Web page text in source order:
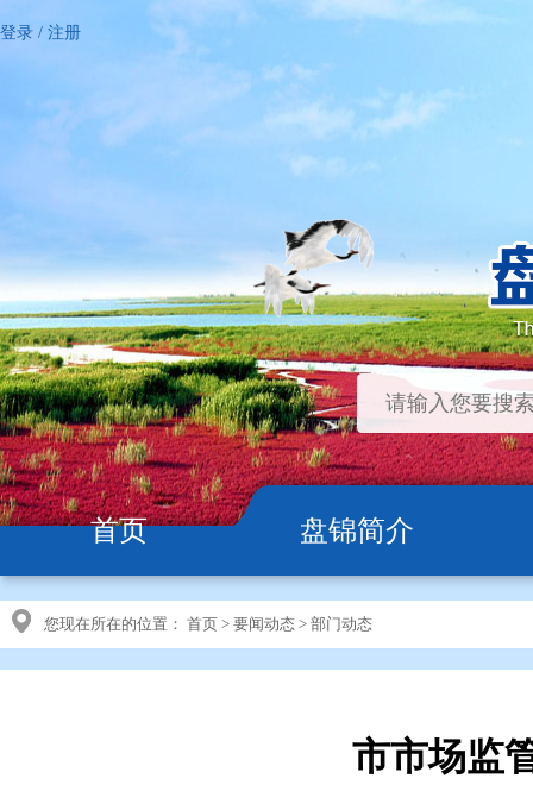
登录 / 注册
首页 盘锦简介
您现在所在的位置： 首页 > 要闻动态 > 部门动态
市市场监